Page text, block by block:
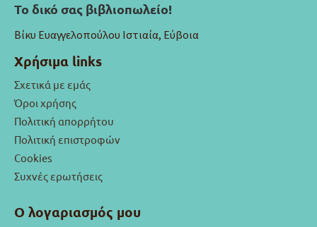
Το δικό σας βιβλιοπωλείο!
Βίκυ Ευαγγελοπούλου Ιστιαία, Εύβοια
Χρήσιμα links
Σχετικά με εμάς
Όροι χρήσης
Πολιτική απορρήτου
Πολιτική επιστροφών
Cookies
Συχνές ερωτήσεις
Ο λογαριασμός μου